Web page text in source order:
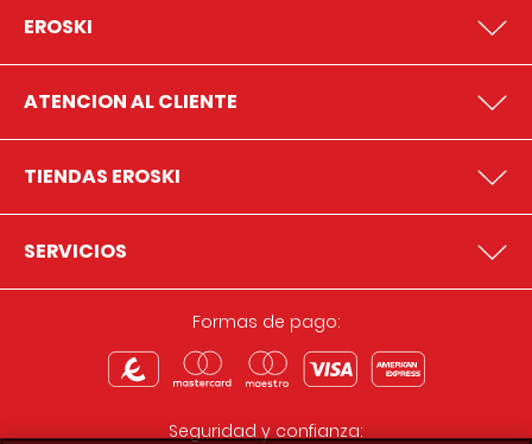
EROSKI
ATENCION AL CLIENTE
TIENDAS EROSKI
SERVICIOS
Formas de pago:
Seguridad y confianza: